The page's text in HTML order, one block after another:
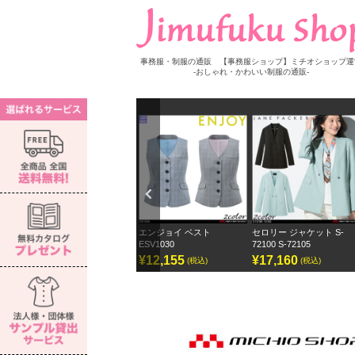
事務服・制服の通販 【事務服ショップ】ミチオショップ
-おしゃれ・かわいい制服の通販-
ous
S-
エンジョイ ベスト
ESV1030
¥12,155
セロリー ジャケット S-
72100 S-72105
¥17,160 (税込)
セロリー ワイドパンツ
ェーンパッカー
¥12,870 (税込)